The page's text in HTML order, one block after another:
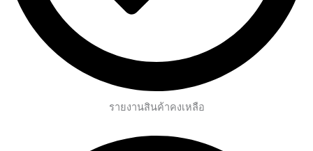
รายงานสินค้าคงเหลือ